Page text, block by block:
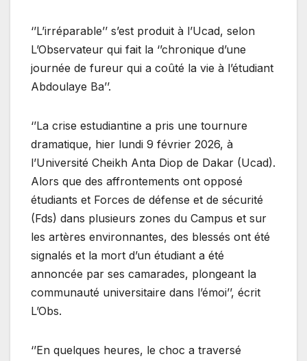
‘’L’irréparable’’ s’est produit à l’Ucad, selon
L’Observateur qui fait la ‘’chronique d’une
journée de fureur qui a coûté la vie à l’étudiant
Abdoulaye Ba’’.
‘’La crise estudiantine a pris une tournure
dramatique, hier lundi 9 février 2026, à
l’Université Cheikh Anta Diop de Dakar (Ucad).
Alors que des affrontements ont opposé
étudiants et Forces de défense et de sécurité
(Fds) dans plusieurs zones du Campus et sur
les artères environnantes, des blessés ont été
signalés et la mort d’un étudiant a été
annoncée par ses camarades, plongeant la
communauté universitaire dans l’émoi’’, écrit
L’Obs.
‘’En quelques heures, le choc a traversé